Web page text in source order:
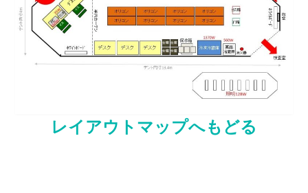
レイアウトマップへもどる